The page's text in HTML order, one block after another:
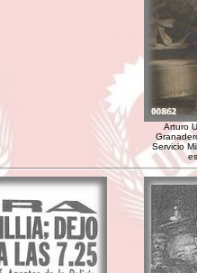
Arturo
Servicio